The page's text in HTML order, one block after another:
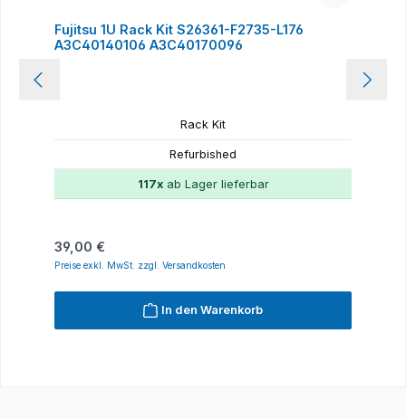
Fujitsu 1U Rack Kit S26361-F2735-L176
A3C40140106 A3C40170096
Rack Kit
Refurbished
117xab Lager lieferbar
Regulärer Preis:
39,00 €
Preise exkl. MwSt. zzgl. Versandkosten
In den Warenkorb